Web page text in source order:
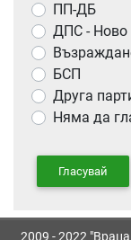
ПП-ДБ
ДПС - Ново
БСП
Друга
Няма да
Гласувай
2009 - 2022